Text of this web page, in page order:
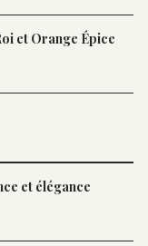
et Orange Épice
et élégance